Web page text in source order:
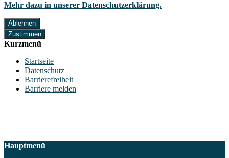
Mehr dazu in unserer Datenschutzerklärung.
Ablehnen
Zustimmen
Kurzmenü
Startseite
Datenschutz
Barrierefreiheit
Barriere melden
Hauptmenü